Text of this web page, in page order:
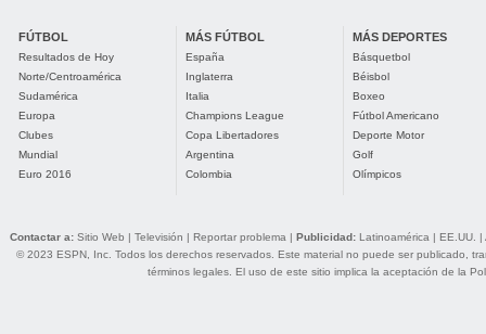
FÚTBOL
Resultados de Hoy
Norte/Centroamérica
Sudamérica
Europa
Clubes
Mundial
Euro 2016
MÁS FÚTBOL
España
Inglaterra
Italia
Champions League
Copa Libertadores
Argentina
Colombia
MÁS DEPORTES
Básquetbol
Béisbol
Boxeo
Fútbol Americano
Deporte Motor
Golf
Olímpicos
Contactar a: Sitio Web | Televisión | Reportar problema | Publicidad: Latinoamérica | EE.UU. |
© 2023 ESPN, Inc. Todos los derechos reservados. Este material no puede ser publicado,
términos legales. El uso de este sitio implica la aceptación de la